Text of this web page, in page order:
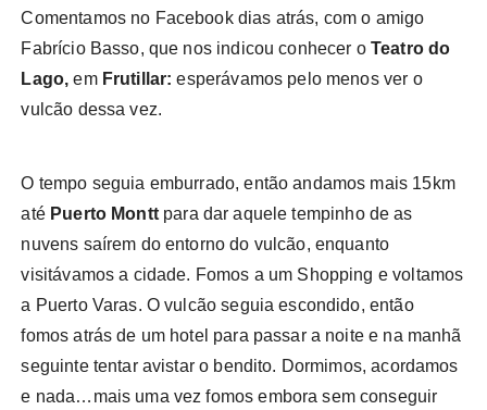
Comentamos no Facebook dias atrás, com o amigo
Fabrício Basso, que nos indicou conhecer oTeatro do
Lago, em Frutillar: esperávamos pelo menos ver o
vulcão dessa vez.
O tempo seguia emburrado, então andamos mais 15km
até Puerto Monttpara dar aquele tempinho de as
nuvens saírem do entorno do vulcão, enquanto
visitávamos a cidade. Fomos a um Shopping e voltamos
a Puerto Varas. O vulcão seguia escondido, então
fomos atrás de um hotel para passar a noite e na manhã
seguinte tentar avistar o bendito. Dormimos, acordamos
e nada…mais uma vez fomos embora sem conseguir